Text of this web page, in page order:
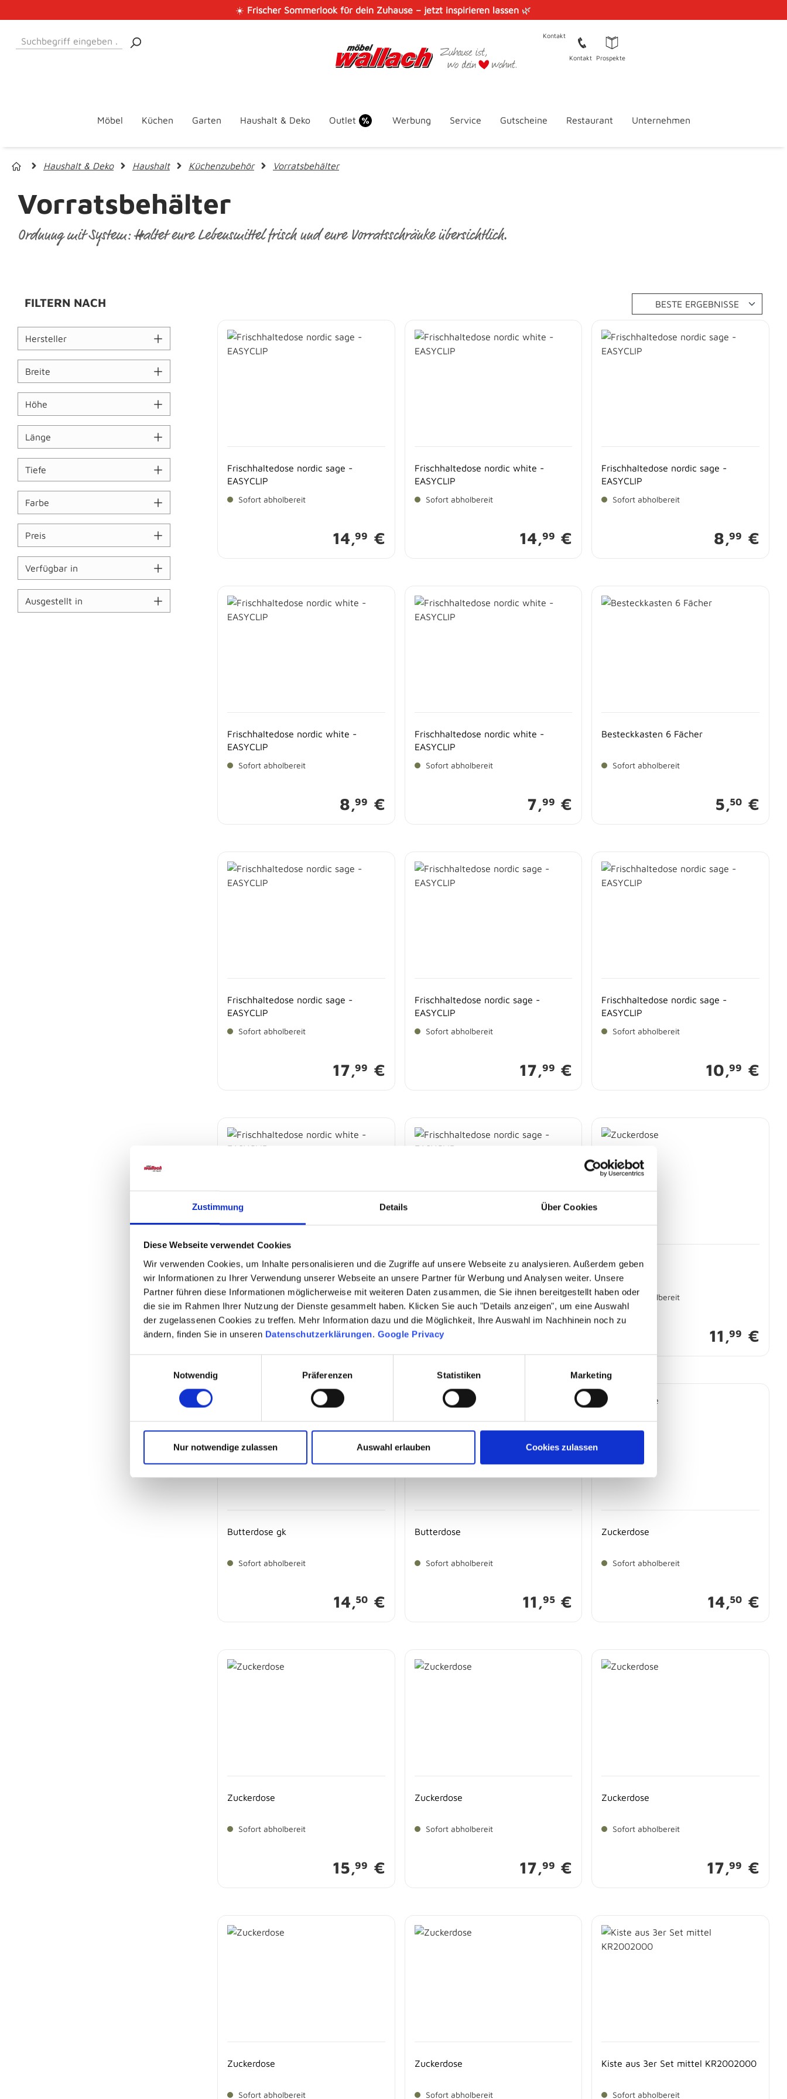
Zustimmung Details Über Cookies
Diese Webseite verwendet Cookies
Wir verwenden Cookies, um Inhalte personalisieren und die Zugriffe auf unsere Webseite zu analysieren. Außerdem geben
wir Informationen zu Ihrer Verwendung unserer Webseite an unsere Partner für Werbung und Analysen weiter. Unsere
Partner führen diese Informationen möglicherweise mit weiteren Daten zusammen, die Sie ihnen bereitgestellt haben oder
die sie im Rahmen Ihrer Nutzung der Dienste gesammelt haben. Klicken Sie auch "Details anzeigen", um eine Auswahl
der zugelassenen Cookies zu treffen. Mehr Information dazu und die Möglichkeit, Ihre Auswahl im Nachhinein noch zu
ändern, finden Sie in unseren Datenschutzerklärungen. Google Privacy
Notwendig
Präferenzen Statistiken Marketing
Nur notwendige zulassen Auswahl erlauben Cookies zulassen
☀️ Frischer Sommerlook für dein Zuhause – jetzt inspirieren lassen 🌿
Kontakt
Kontakt Prospekte
Möbel Küchen Garten Haushalt & Deko Outlet Werbung Service Gutscheine Restaurant Unternehmen
Haushalt & Deko Haushalt Küchenzubehör Vorratsbehälter
Vorratsbehälter
Ordnung mit System: Haltet eure Lebensmittel frisch und eure Vorratsschränke übersichtlich.
FILTERN NACH
Hersteller
Breite
Höhe
Länge
Tiefe
Farbe
Preis
Verfügbar in
Ausgestellt in
Frischhaltedose nordic sage -
EASYCLIP
Sofort abholbereit
14,99 €
Frischhaltedose nordic white -
EASYCLIP
Sofort abholbereit
14,99 €
Frischhaltedose nordic sage -
EASYCLIP
Sofort abholbereit
8,99 €
Frischhaltedose nordic white -
EASYCLIP
Sofort abholbereit
8,99 €
Frischhaltedose nordic white -
EASYCLIP
Sofort abholbereit
7,99 €
Besteckkasten 6 Fächer
Sofort abholbereit
5,50 €
Frischhaltedose nordic sage -
EASYCLIP
Sofort abholbereit
17,99 €
Frischhaltedose nordic sage -
EASYCLIP
Sofort abholbereit
17,99 €
Frischhaltedose nordic sage -
EASYCLIP
Sofort abholbereit
10,99 €
Frischhaltedose nordic white -
EASYCLIP
Sofort abholbereit
10,99€
Frischhaltedose nordic sage -
EASYCLIP
Sofort abholbereit
Zuckerdose
Sofort abholbereit
11,99 €
Butterdose gk
Sofort abholbereit
14,50 €
Butterdose
Sofort abholbereit
11,95 €
Zuckerdose
Sofort abholbereit
14,50 €
Zuckerdose
Sofort abholbereit
15,99 €
Zuckerdose
Sofort abholbereit
17,99 €
Zuckerdose
Sofort abholbereit
17,99 €
Zuckerdose
Sofort abholbereit
Zuckerdose
Sofort abholbereit
Kiste aus 3er Set mittel KR2002000
Sofort abholbereit